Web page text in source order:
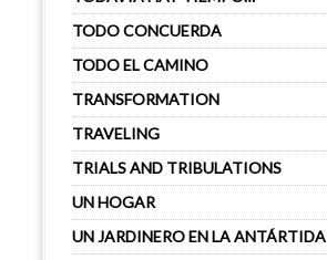
TODO CONCUERDA
TODO EL CAMINO
TRANSFORMATION
TRAVELING
TRIALS AND TRIBULATIONS
UN HOGAR
UN JARDINERO EN LA ANTÁRTIDA